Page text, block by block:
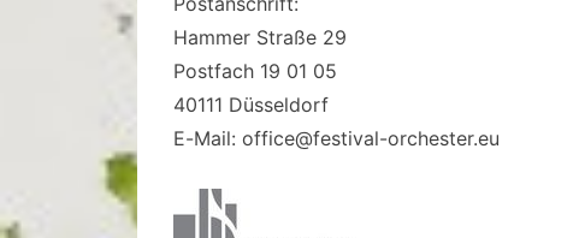
Hammer Straße 29
Postfach 19 01 05
40111 Düsseldorf
E-Mail: office@festival-orchester.eu